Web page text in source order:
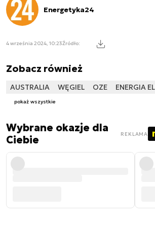
Energetyka24
4 września 2024, 10:23Źródło:
Zobacz również
AUSTRALIA WĘGIEL OZE ENERGIA
pokaż wszystkie
Wybrane okazje dla
Ciebie
REKLAMA